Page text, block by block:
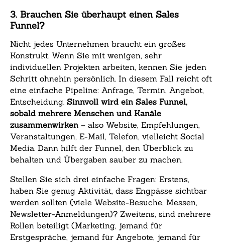
3. Brauchen Sie überhaupt einen Sales
Funnel?
Nicht jedes Unternehmen braucht ein großes
Konstrukt. Wenn Sie mit wenigen, sehr
individuellen Projekten arbeiten, kennen Sie jeden
Schritt ohnehin persönlich. In diesem Fall reicht oft
eine einfache Pipeline: Anfrage, Termin, Angebot,
Entscheidung. Sinnvoll wird ein Sales Funnel,
sobald mehrere Menschen und Kanäle
zusammenwirken– also Website, Empfehlungen,
Veranstaltungen, E-Mail, Telefon, vielleicht Social
Media. Dann hilft der Funnel, den Überblick zu
behalten und Übergaben sauber zu machen.
Stellen Sie sich drei einfache Fragen: Erstens,
haben Sie genug Aktivität, dass Engpässe sichtbar
werden sollten (viele Website-Besuche, Messen,
Newsletter-Anmeldungen)? Zweitens, sind mehrere
Rollen beteiligt (Marketing, jemand für
Erstgespräche, jemand für Angebote, jemand für